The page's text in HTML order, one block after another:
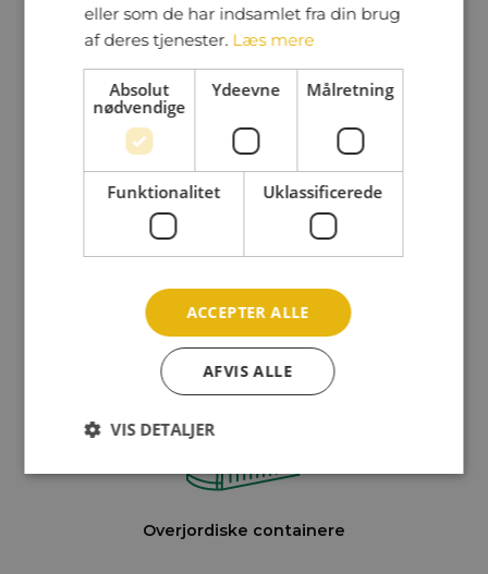
Overjordiske containere
eller som de har indsamlet fra din brug
af deres tjenester. Læs mere
Absolut
nødvendige
Ydeevne Målretning
Funktionalitet Uklassificerede
ACCEPTER ALLE
AFVIS ALLE
VIS DETALJER